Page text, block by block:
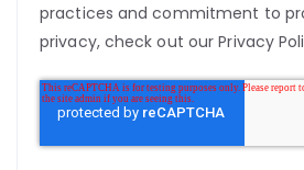
practices and commitment to
privacy, check out our Privacy